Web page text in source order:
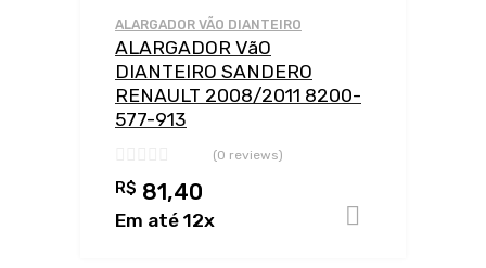
ALARGADOR VÃO DIANTEIRO
ALARGADOR VãO
DIANTEIRO SANDERO
RENAULT 2008/2011 8200-
577-913
(0 reviews)
R$ 81,40
Em até 12x